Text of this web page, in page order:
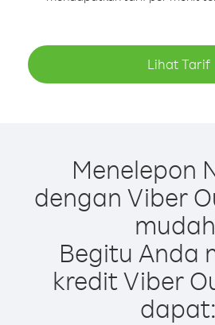
Lihat Tarif
Menelepon
dengan Viber
Begitu Anda
kredit Viber
dapat: